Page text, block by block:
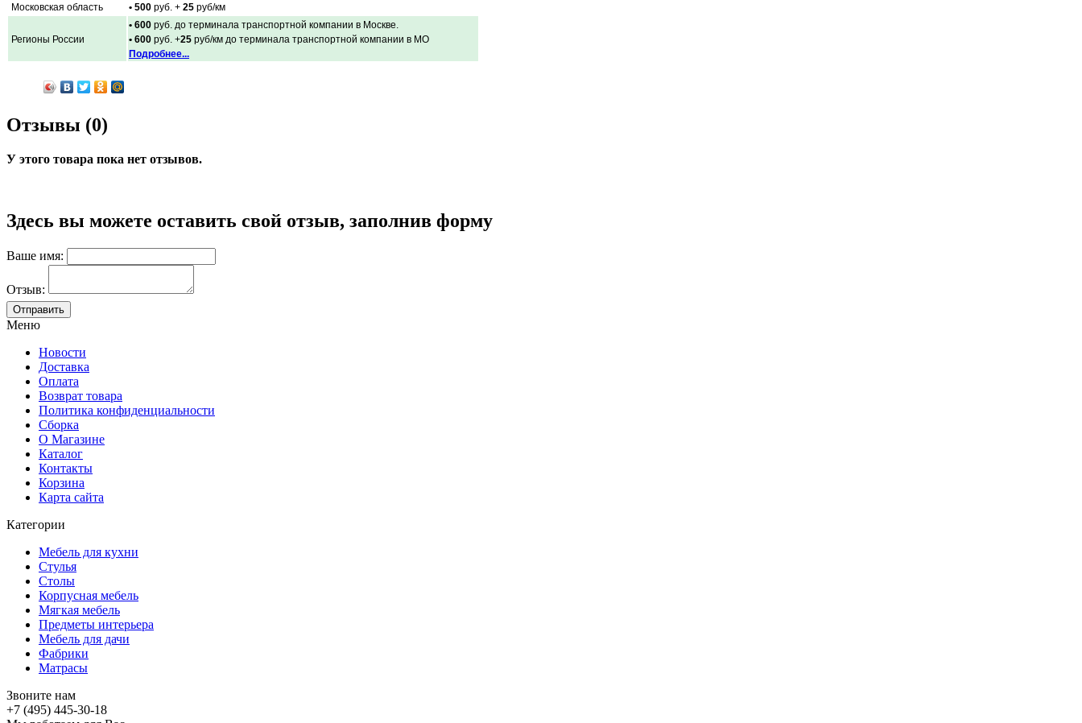
Московская область • 500 руб. + 25 руб/км
Регионы России
• 600 руб. до терминала транспортной компании в Москве.
• 600 руб. +25 руб/км до терминала транспортной компании в МО
Подробнее...
Отзывы (0)
У этого товара пока нет отзывов.
Здесь вы можете оставить свой отзыв, заполнив форму
Ваше имя:
Отзыв:
Меню
Новости
Доставка
Оплата
Возврат товара
Политика конфиденциальности
Сборка
О Магазине
Каталог
Контакты
Корзина
Карта сайта
Категории
Мебель для кухни
Стулья
Столы
Корпусная мебель
Мягкая мебель
Предметы интерьера
Мебель для дачи
Фабрики
Матраcы
Звоните нам
+7 (495) 445-30-18